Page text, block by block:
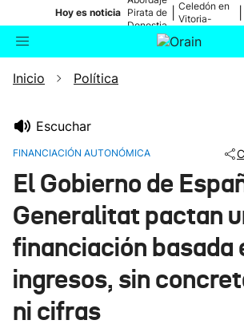
Hoy es noticia Pirata de
Donostia
Celedón en
Vitoria-
Buscador
Ikusmiran
Eguraldia
Inicio Política
Escuchar
FINANCIACIÓN AUTONÓMICA
El Gobierno de
Generalitat pactan
financiación basada
ingresos, sin
ni cifras